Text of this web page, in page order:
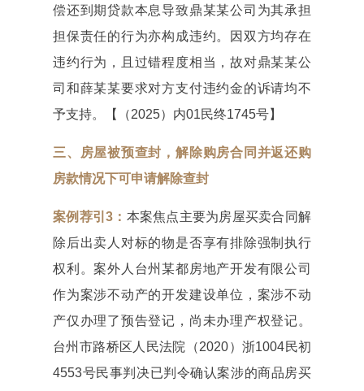
偿还到期贷款本息导致鼎某某公司为其承担
担保责任的行为亦构成违约。因双方均存在
违约行为，且过错程度相当，故对鼎某某公
司和薛某某要求对方支付违约金的诉请均不
予支持。【（2025）内01民终1745号】
三、房屋被预查封，解除购房合同 并返还购
房款情况下可申请解除查封
案例荐引3： 本案焦点主要为房屋买卖合同解
除后出卖人对标的物是否享有排除强制执行
权利。案外人台州某都房地产开发有限公司
作为案涉不动产的开发建设单位，案涉不动
产仅办理了预告登记，尚未办理产权登记。
台州市路桥区人民法院（2020）浙1004民初
4553号民事判决已判令确认案涉的商品房买